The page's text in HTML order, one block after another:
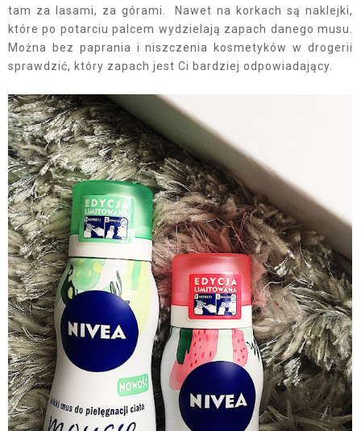
tam za lasami, za górami. Nawet na korkach są naklejki,
które po potarciu palcem wydzielają zapach danego musu.
Można bez paprania i niszczenia kosmetyków w drogerii
sprawdzić, który zapach jest Ci bardziej odpowiadający.